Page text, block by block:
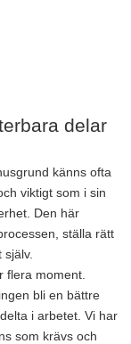
delar
känns ofta
viktigt som i sin
Den här
ställa rätt
flera moment.
bli en bättre
i arbetet. Vi har
som krävs och